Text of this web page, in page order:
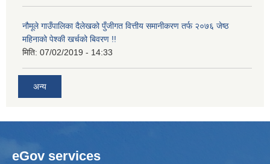
नौमूले गाउँपालिका दैलेखको पुँजीगत वित्तीय समानीकरण तर्फ २०७६ जेष्ठ
महिनाको पेश्की खर्चको बिवरण !!
मिति: 07/02/2019 - 14:33
अन्य
eGov services